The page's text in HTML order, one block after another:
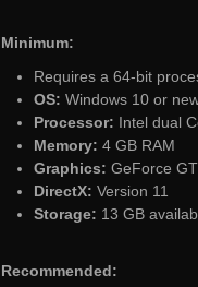
Minimum:
Requires a 64-bit
OS: Windows 10 or
Processor: Intel dual
Memory: 4 GB RAM
Graphics: GeForce
DirectX: Version 11
Storage: 13 GB
Recommended: